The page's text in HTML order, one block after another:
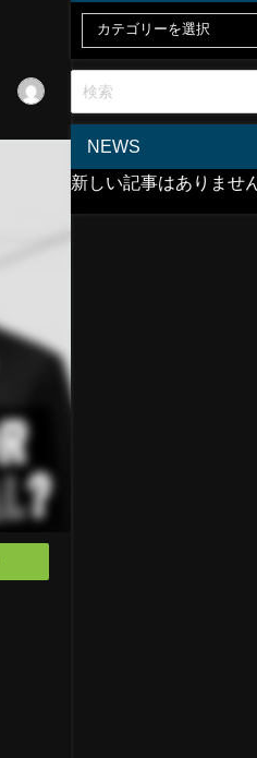
NEWS
新しい記事はありません